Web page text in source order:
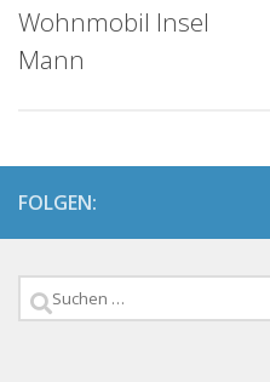
Wohnmobil Insel
Mann
FOLGEN:
Suchen